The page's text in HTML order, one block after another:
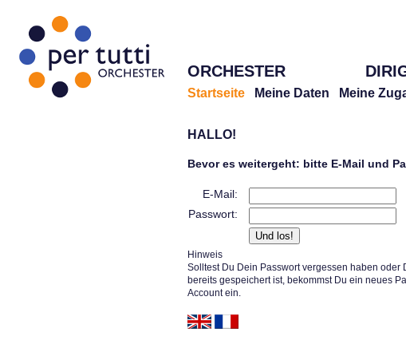
ORCHESTER
Startseite Meine Daten Meine
HALLO!
Bevor es weitergeht: bitte E-Mail und
E-Mail:
Passwort:
Hinweis
Solltest Du Dein Passwort vergessen haben oder
bereits gespeichert ist, bekommst Du ein neues
Account ein.